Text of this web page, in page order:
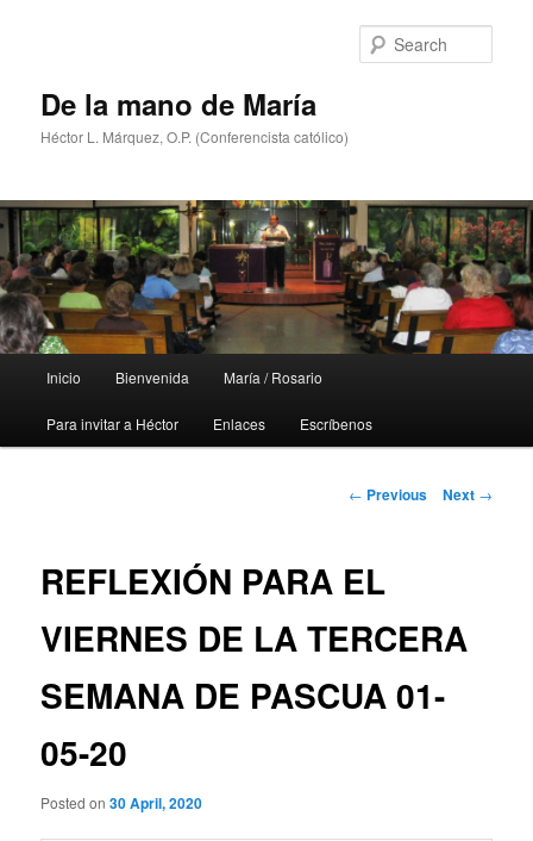
De la mano de María
Héctor L. Márquez, O.P. (Conferencista católico)
Inicio Bienvenida María / Rosario
Para invitar a Héctor Enlaces Escríbenos
Post
← Previous Next →
REFLEXIÓN PARA EL
VIERNES DE LA TERCERA
SEMANA DE PASCUA 01-
05-20
Posted on30 April, 2020